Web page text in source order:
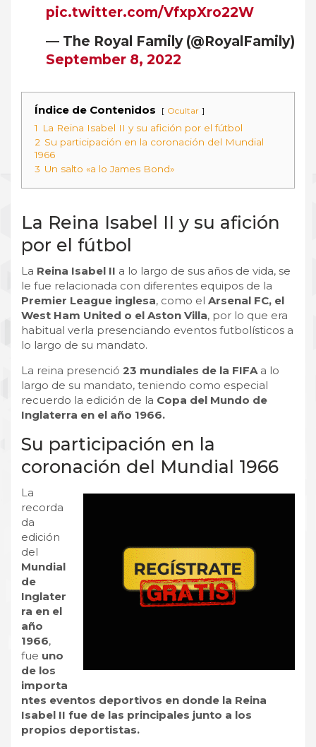
pic.twitter.com/VfxpXro22W
— The Royal Family (@RoyalFamily)
September 8, 2022
Índice de Contenidos Ocultar
1
La Reina Isabel II y su afición por el fútbol
2 Su participación en la coronación del Mundial
1966
3 Un salto «a lo James Bond»
La Reina Isabel II y su afición
por el fútbol
La Reina Isabel II a lo largo de sus años de vida, se
le fue relacionada con diferentes equipos de la
Premier League inglesa, como el Arsenal FC, el
West Ham United o el Aston Villa, por lo que era
habitual verla presenciando eventos futbolísticos a
lo largo de su mandato.
La reina presenció 23 mundiales de la FIFA a lo
largo de su mandato, teniendo como especial
recuerdo la edición de la Copa del Mundo de
Inglaterra en el año 1966.
Su participación en la
coronación del Mundial 1966
La
recorda
da
edición
del
Mundial
de
Inglater
ra en el
año
1966,
fue uno
de los
importa
ntes eventos deportivos en donde la Reina
Isabel II fue de las principales junto a los
propios deportistas.